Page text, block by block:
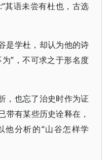
其语未尝有杜也，古选
是学杜，却认为他的诗
”，不可求之于形名度
，也忘了治史时作为证
带有某些历史诠释在，
他分析的“山谷怎样学